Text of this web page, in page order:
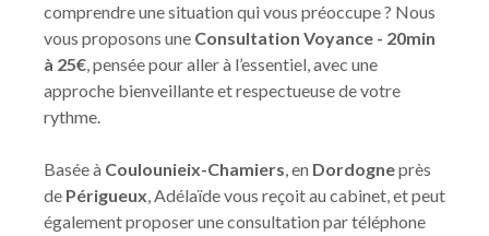
comprendre une situation qui vous préoccupe ? Nous
vous proposons une Consultation Voyance - 20min
à 25€, pensée pour aller à l’essentiel, avec une
approche bienveillante et respectueuse de votre
rythme.
Basée à Coulounieix-Chamiers, en Dordogneprès
de Périgueux, Adélaïde vous reçoit au cabinet, et peut
également proposer une consultation par téléphone